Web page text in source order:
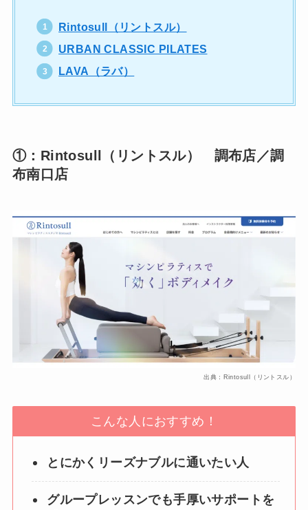
Rintosull（リントスル）
URBAN CLASSIC PILATES
LAVA（ラバ）
①：Rintosull（リントスル） 調布店／調
布南口店
出典：Rintosull（リントスル）
こんな人におすすめ！
とにかくリーズナブルに通いたい人
グループレッスンでも手厚いサポートを